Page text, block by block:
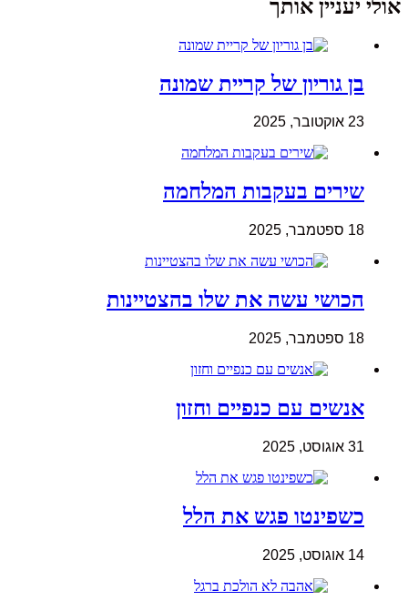
אולי יעניין אותך
בן גוריון של קריית שמונה
23 אוקטובר, 2025
שירים בעקבות המלחמה
18 ספטמבר, 2025
הכושי עשה את שלו בהצטיינות
18 ספטמבר, 2025
אנשים עם כנפיים וחזון
31 אוגוסט, 2025
כשפינטו פגש את הלל
14 אוגוסט, 2025